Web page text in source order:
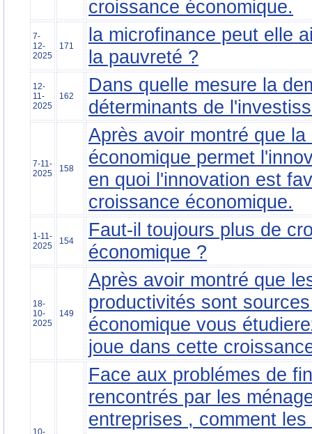
croissance économique.
7-
12-
2025
171
la microfinance peut elle
la pauvreté ?
12-
11-
2025
162
Dans quelle mesure la
déterminants de
7-11-
2025
158
Après avoir montré que
économique permet
en quoi l'innovation est
croissance économique.
1-11-
2025
154
Faut-il toujours plus de
économique ?
18-
10-
2025
149
Après avoir montré que
productivités sont
économique vous
joue dans cette
10-
Face aux problémes de
rencontrés par les
entreprises , comment les